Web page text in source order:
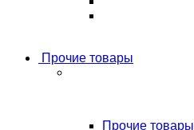
Прочие товары
Прочие товары